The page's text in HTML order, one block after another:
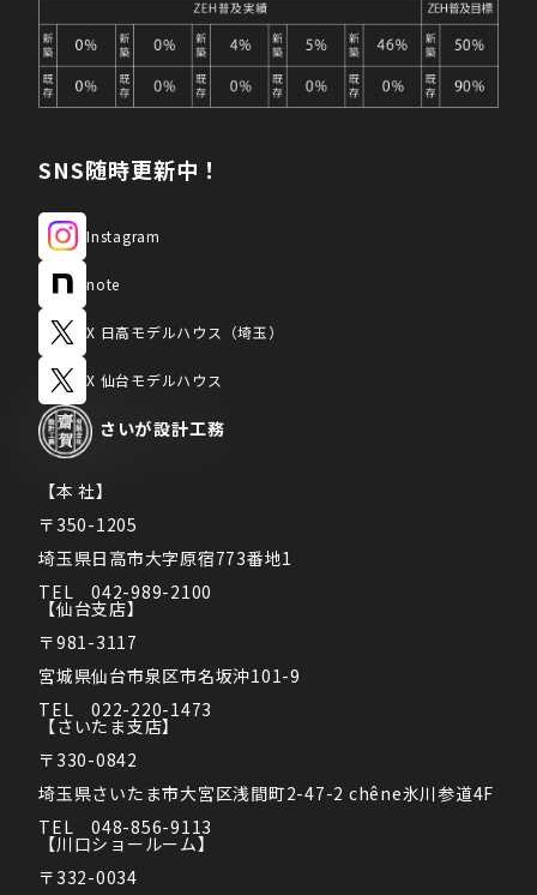
さいが設計工務
【本 社】
〒350-1205
埼玉県日高市大字原宿773番地1
TEL　042-989-2100
【仙台支店】
〒981-3117
宮城県仙台市泉区市名坂沖101-9
TEL　022-220-1473
【さいたま支店】
〒330-0842
埼玉県さいたま市大宮区浅間町2-47-2 chêne氷川参道4F
TEL　048-856-9113
【川口ショールーム】
〒332-0034
SNS随時更新中！
Instagram
note
X 日高モデルハウス（埼玉）
X 仙台モデルハウス